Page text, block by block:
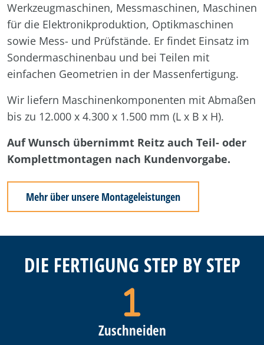
Werkzeugmaschinen, Messmaschinen, Maschinen
für die Elektronikproduktion, Optikmaschinen
sowie Mess- und Prüfstände. Er findet Einsatz im
Sondermaschinenbau und bei Teilen mit
einfachen Geometrien in der Massenfertigung.
Wir liefern Maschinenkomponenten mit Abmaßen
bis zu 12.000 x 4.300 x 1.500 mm (L x B x H).
Auf Wunsch übernimmt Reitz auch Teil- oder
Komplettmontagen nach Kundenvorgabe.
Mehr über unsere Montageleistungen
DIE FERTIGUNG STEP BY STEP
Zuschneiden